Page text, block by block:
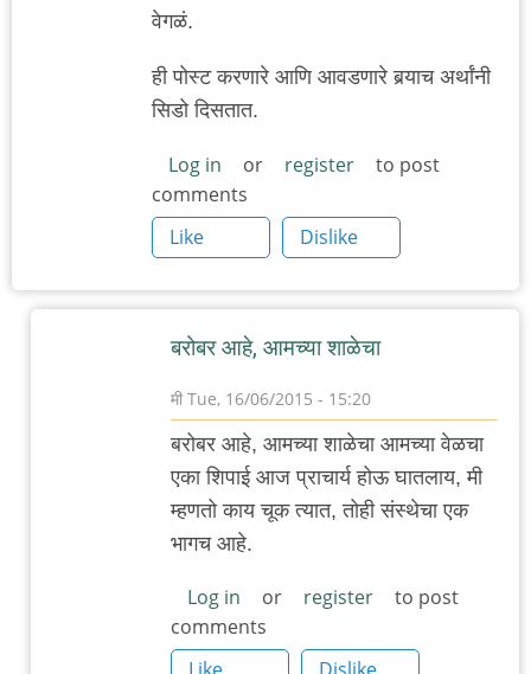
वेगळं.
ही पोस्ट करणारे आणि आवडणारे बर्‍याच अर्थांनी
सिडो दिसतात.
Log in or register
to post
comments
Like
Dislike
बरोबर आहे, आमच्या शाळेचा
मी Tue, 16/06/2015 - 15:20
In
reply
to
वासना,
लव,
खुली
खिड़की,
बरोबर आहे, आमच्या शाळेचा आमच्या वेळचा
एका शिपाई आज प्राचार्य होऊ घातलाय, मी
म्हणतो काय चूक त्यात, तोही संस्थेचा एक
भागच आहे.
Log in or register
to post
comments